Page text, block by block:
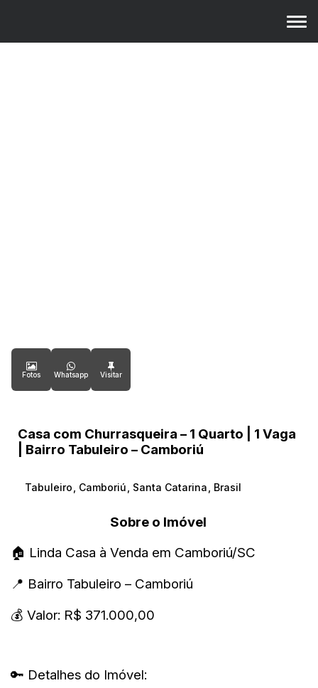
Fotos Whatsapp
Casa com Churrasqueira – 1 Quarto | 1 Vaga
| Bairro Tabuleiro – Camboriú
Tabuleiro Camboriú Santa Catarina Brasil
Sobre o Imóvel
🏠 Linda Casa à Venda em Camboriú/SC
📍 Bairro Tabuleiro – Camboriú
💰 Valor: R$ 371.000,00
🔑 Detalhes do Imóvel: